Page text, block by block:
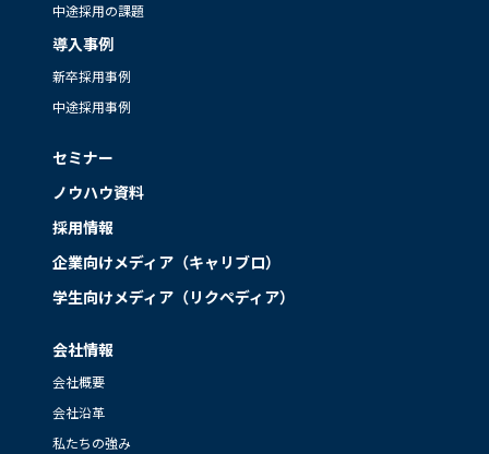
中途採用の課題
導入事例
新卒採用事例
中途採用事例
セミナー
ノウハウ資料
採用情報
企業向けメディア（キャリブロ）
学生向けメディア（リクペディア）
会社情報
会社概要
会社沿革
私たちの強み